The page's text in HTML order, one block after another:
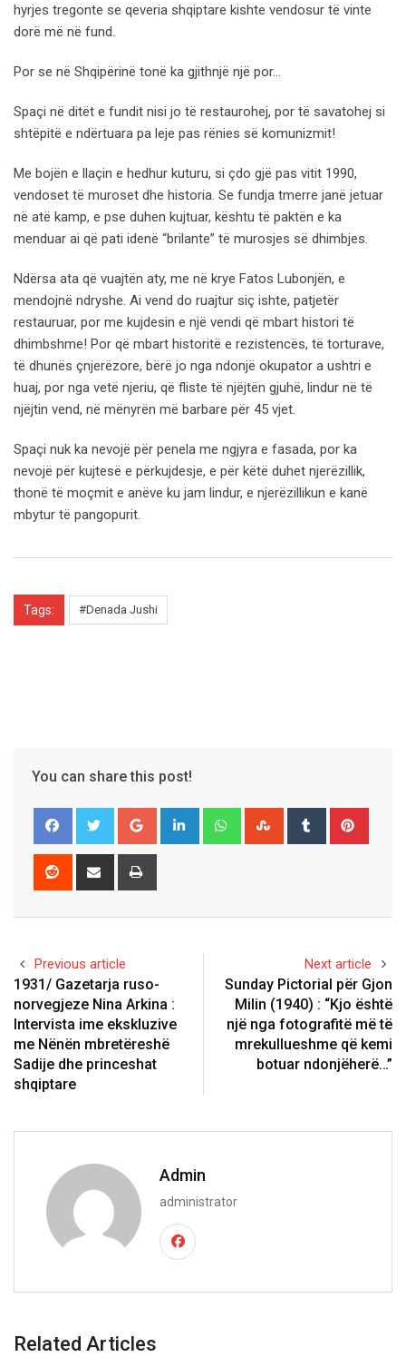
hyrjes tregonte se qeveria shqiptare kishte vendosur të vinte
dorë më në fund.
Por se në Shqipërinë tonë ka gjithnjë një por…
Spaçi në ditët e fundit nisi jo të restaurohej, por të savatohej si
shtëpitë e ndërtuara pa leje pas rënies së komunizmit!
Me bojën e llaçin e hedhur kuturu, si çdo gjë pas vitit 1990,
vendoset të muroset dhe historia. Se fundja tmerre janë jetuar
në atë kamp, e pse duhen kujtuar, kështu të paktën e ka
menduar ai që pati idenë “brilante” të murosjes së dhimbjes.
Ndërsa ata që vuajtën aty, me në krye Fatos Lubonjën, e
mendojnë ndryshe. Ai vend do ruajtur siç ishte, patjetër
restauruar, por me kujdesin e një vendi që mbart histori të
dhimbshme! Por që mbart historitë e rezistencës, të torturave,
të dhunës çnjerëzore, bërë jo nga ndonjë okupator a ushtri e
huaj, por nga vetë njeriu, që fliste të njëjtën gjuhë, lindur në të
njëjtin vend, në mënyrën më barbare për 45 vjet.
Spaçi nuk ka nevojë për penela me ngjyra e fasada, por ka
nevojë për kujtesë e përkujdesje, e për këtë duhet njerëzillik,
thonë të moçmit e anëve ku jam lindur, e njerëzillikun e kanë
mbytur të pangopurit.
Tags: #Denada Jushi
You can share this post!
Google+ LinkedIn WhatsappStumbleUpon
Tumblr
Reddit
Share
Previous article
1931/ Gazetarja ruso-
norvegjeze Nina Arkina :
Intervista ime ekskluzive
me Nënën mbretëreshë
Sadije dhe princeshat
shqiptare
Next article
Sunday Pictorial për Gjon
Milin (1940) : “Kjo është
një nga fotografitë më të
mrekullueshme që kemi
botuar ndonjëherë…”
Admin
administrator
Related Articles